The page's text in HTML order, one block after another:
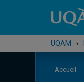
UQAM ›
Accueil